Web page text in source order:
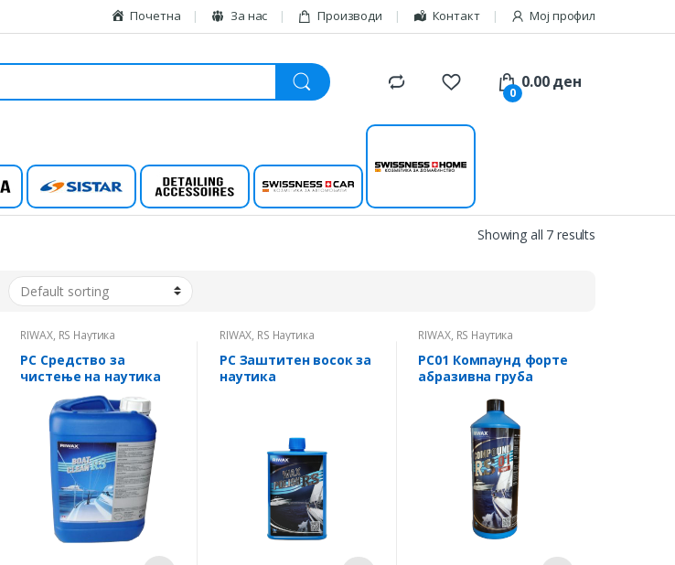
Почетна За нас Производи Контакт Мој профил
0
0.00ден
Sistar Detailing Swissness car
Showing all 7 results
RIWAX, RS Наутика
РС Средство за
чистење на наутика
RIWAX, RS Наутика
РС Заштитен восок за
наутика
RIWAX, RS Наутика
РС01 Компаунд форте
абразивна груба